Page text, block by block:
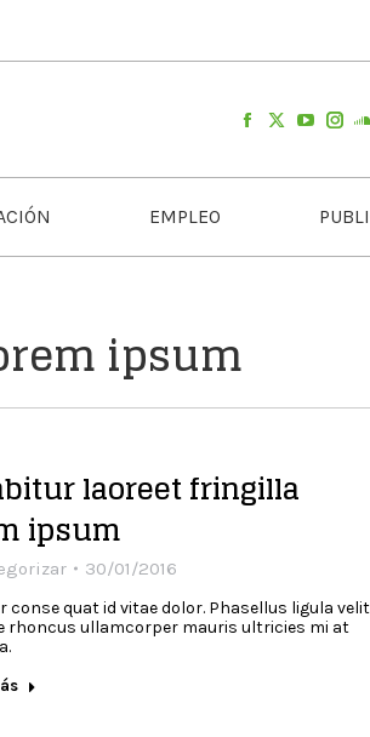
EMPLEO
ipsum
laoreet fringilla
ipsum
30/01/2016
conse quat id vitae dolor. Phasellus ligula velit
rhoncus ullamcorper mauris ultricies mi at